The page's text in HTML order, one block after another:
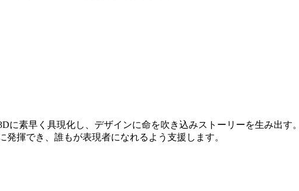
に素早く具現化し、デザインに命を吹き込みストーリーを生み出
揮でき、誰もが表現者になれるよう支援します。